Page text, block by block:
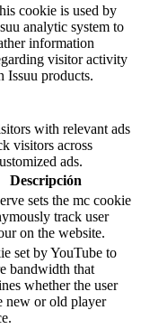
cookie is used by
analytic system to
information
visitor activity
Issuu products.
with relevant ads
visitors across
ads.
Descripción
sets the mc cookie
track user
on the website.
set by YouTube to
bandwidth that
whether the user
new or old player